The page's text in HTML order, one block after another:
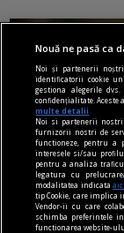
Nouă ne pasă ca
Noi și partenerii
identificatorii cookie
gestiona alegerile
confidențialitate. Aceste
multe detalii
Noi si partenerii nostri
furnizorii nostri de
functioneze, pentru
interesele si/sau
pentru a analiza
legatura cu
modalitatea indicataaici
tip Cookie, care implica
Vendor-ii cu care
schimba preferintele
functionarea website-